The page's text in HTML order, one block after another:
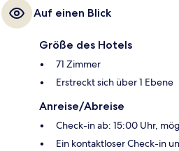
Auf einen Blick
Größe des Hotels
71 Zimmer
Erstreckt sich über 1 Ebene
Anreise/Abreise
Check-in ab: 15:00 Uhr,
Ein kontaktloser Check-in